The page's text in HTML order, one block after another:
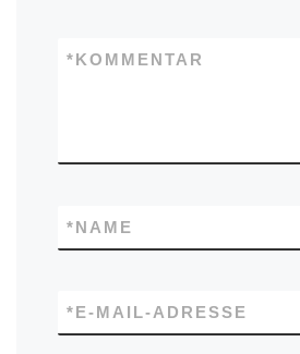
KOMMENTAR
*
NAME
*
E-MAIL-ADRESSE
*